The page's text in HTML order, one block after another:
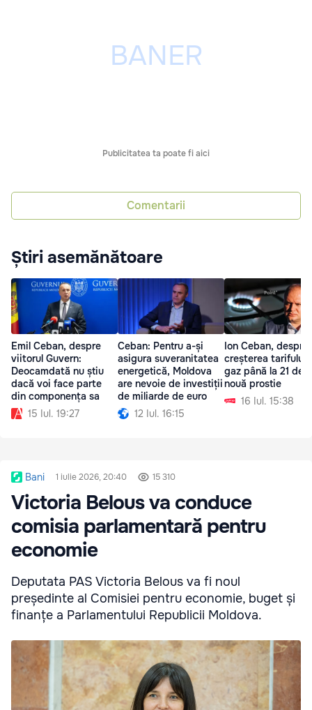
Publicitatea ta poate fi aici
Comentarii
Știri asemănătoare
Emil Ceban, despre
viitorul Guvern:
Deocamdată nu știu
dacă voi face parte
din componența sa
15 Iul. 19:27
Ceban: Pentru a-și
asigura suveranitatea
energetică, Moldova
are nevoie de investiții
de miliarde de euro
12 Iul. 16:15
Ion Ceban, despre
creșterea tarifului
gaz până la 21 de
nouă prostie
16 Iul. 15:38
Bani 1 iulie 2026, 20:40 15 310
Victoria Belous va conduce
comisia parlamentară pentru
economie
Deputata PAS Victoria Belous va fi noul
președinte al Comisiei pentru economie, buget și
finanțe a Parlamentului Republicii Moldova.